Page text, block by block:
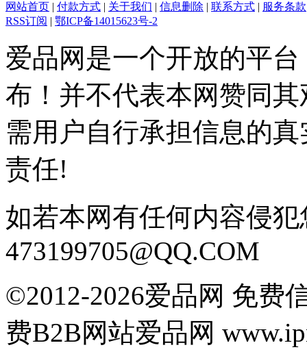
网站首页 | 付款方式 | 关于我们 | 信息删除 | 联系方式 | 服务条款
RSS订阅 | 鄂ICP备14015623号-2
爱品网是一个开放的平
布！并不代表本网赞同
需用户自行承担信息的
责任!
如若本网有任何内容侵
473199705@QQ.COM
©2012-2026爱品网 免费
费B2B网站爱品网